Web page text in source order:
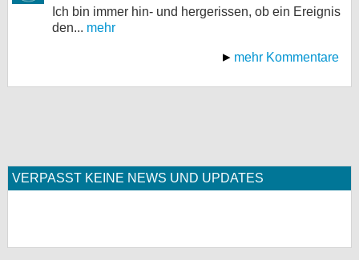
Ich bin immer hin- und hergerissen, ob ein Ereignis
den... mehr
mehr Kommentare
VERPASST KEINE NEWS UND UPDATES